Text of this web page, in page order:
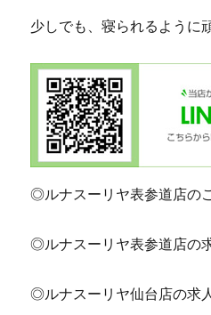
少しでも、寝られるように
◎ルナスーリヤ表参道店の
◎ルナスーリヤ表参道店の
◎ルナスーリヤ仙台店の求